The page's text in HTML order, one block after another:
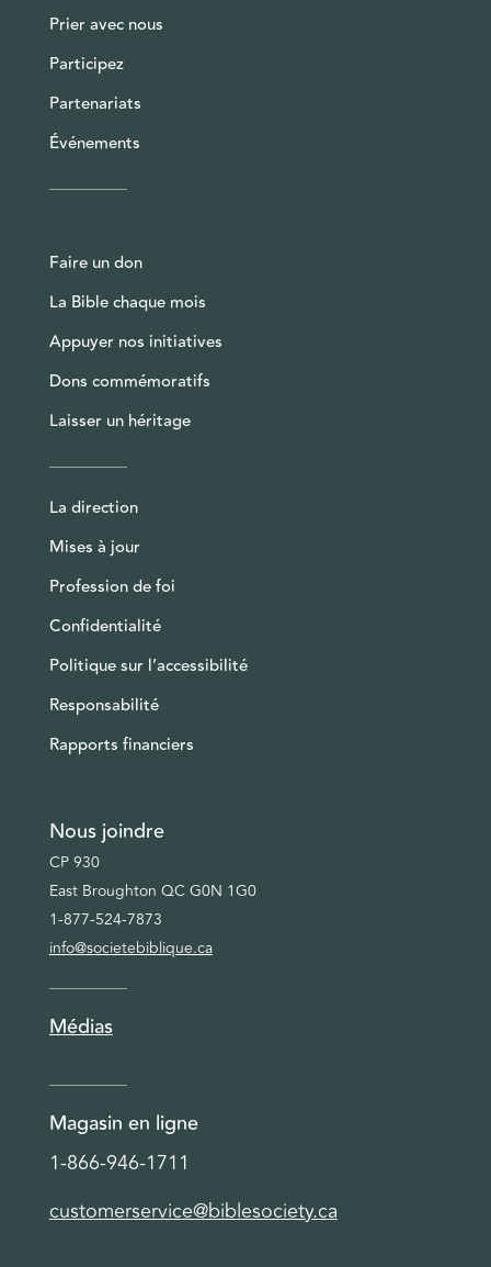
Prier avec nous
Participez
Partenariats
Événements
Faire un don
La Bible chaque mois
Appuyer nos initiatives
Dons commémoratifs
Laisser un héritage
La direction
Mises à jour
Profession de foi
Confidentialité
Politique sur l’accessibilité
Responsabilité
Rapports financiers
Nous joindre
CP 930
East Broughton QC G0N 1G0
1-877-524-7873
info@societebiblique.ca
Médias
Magasin en ligne
1-866-946-1711
customerservice@biblesociety.ca